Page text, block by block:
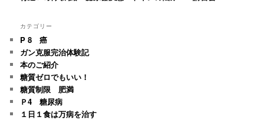
カテゴリー
P 8 癌
ガン克服完治体験記
本のご紹介
糖質ゼロでもいい！
糖質制限 肥満
Ｐ4 糖尿病
１日１食は万病を治す